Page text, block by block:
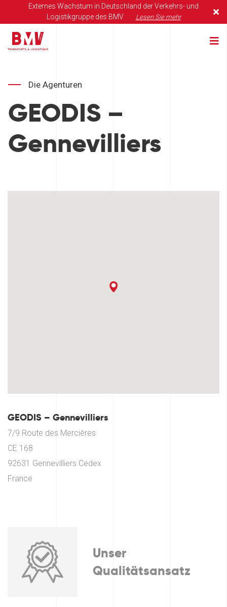
Externes Wachstum in Deutschland der Verkehrs- und
Logistikgruppe des BMV
Lesen Sie mehr
Die Agenturen
GEODIS –
Gennevilliers
GEODIS – Gennevilliers
7/9 Route des Mercières
CE 168
92631 Gennevilliers Cedex
France
Unser
Qualitätsansatz